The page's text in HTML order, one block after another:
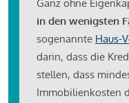
Ganz ohne
in den wenigsten
sogenannte Haus-
darin, dass die
stellen, dass
Immobilienkosten